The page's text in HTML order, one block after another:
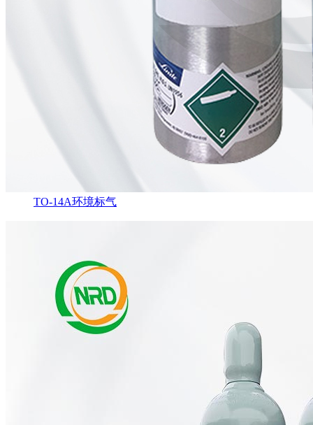
TO-14A环境标气